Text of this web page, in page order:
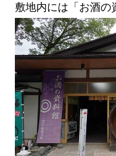
敷地内には「お酒の